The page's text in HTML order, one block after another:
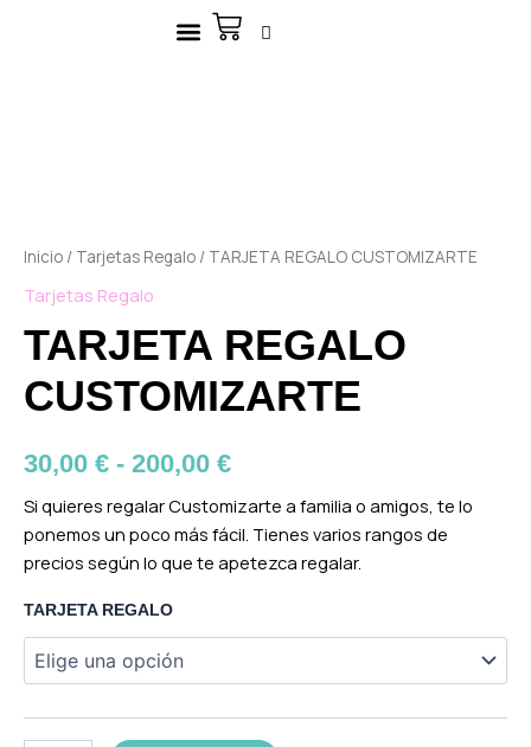
Carrito
Inicio / Tarjetas Regalo / TARJETA REGALO CUSTOMIZARTE
Tarjetas Regalo
TARJETA REGALO
CUSTOMIZARTE
30,00 € - 200,00 €
30,00 €
200,00 €
Si quieres regalar Customizarte a familia o amigos, te lo
ponemos un poco más fácil. Tienes varios rangos de
precios según lo que te apetezca regalar.
TARJETA REGALO